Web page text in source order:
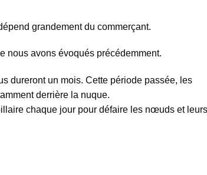
grandement du commerçant.
nous avons évoqués précédemment.
dureront un mois. Cette période passée, les
derrière la nuque.
chaque jour pour défaire les nœuds et leurs